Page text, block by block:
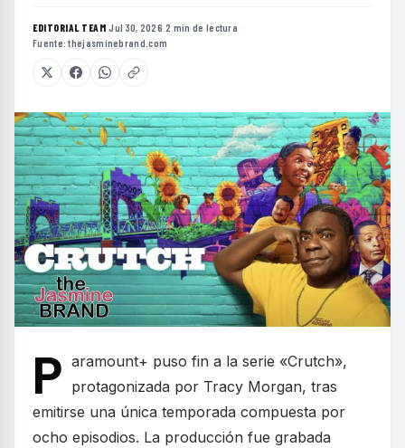
EDITORIAL TEAM·Jul 30, 2026·2 min de lectura·
Fuente:thejasminebrand.com
P aramount+ puso fin a la serie «Crutch»,
protagonizada por Tracy Morgan, tras
emitirse una única temporada compuesta por
ocho episodios. La producción fue grabada